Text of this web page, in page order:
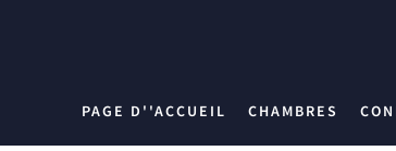
PAGE D''ACCUEIL CHAMBRES